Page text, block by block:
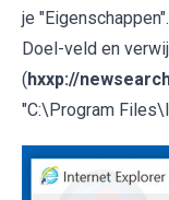
je
Doel-veld en
( hxxp://
"C:\Program